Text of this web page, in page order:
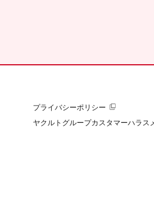
プライバシーポリシー
ヤクルトグループカスタマーハラス